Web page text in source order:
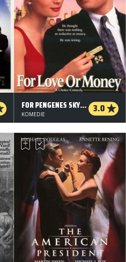
FOR PENGENES SKYLD? 3.0
KOMEDIE